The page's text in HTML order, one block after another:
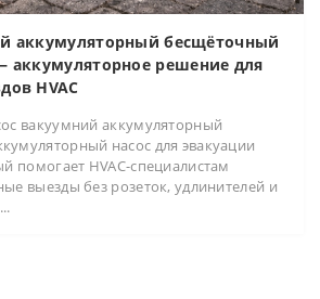
аккумуляторный бесщёточный
аккумуляторное решение для
HVAC
вакуумний аккумуляторный
насос для эвакуации
помогает HVAC-специалистам
выезды без розеток, удлинителей и